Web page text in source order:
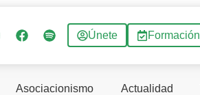
Únete Formación
Asociacionismo Actualidad